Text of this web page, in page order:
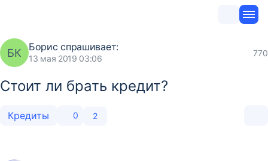
БК Борис спрашивает:
13 мая 2019 03:06
770
Стоит ли брать кредит?
Кредиты 0 2